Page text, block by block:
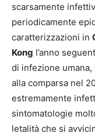
scarsamente
periodicamente
caratterizzazioni in
Kong l’anno
di infezione
alla comparsa nel
estremamente
sintomatologie
letalità che si